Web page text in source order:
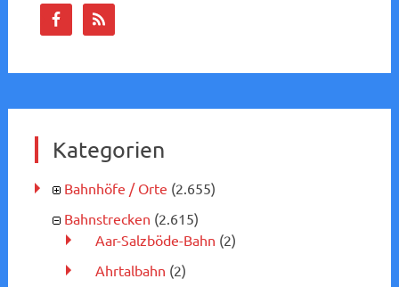
Kategorien
Bahnhöfe / Orte (2.655)
Bahnstrecken (2.615)
Aar-Salzböde-Bahn (2)
Ahrtalbahn (2)